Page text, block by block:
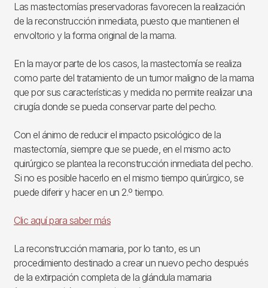
Las mastectomías preservadoras favorecen la realización
de la reconstrucción inmediata, puesto que mantienen el
envoltorio y la forma original de la mama.
En la mayor parte de los casos, la mastectomía se realiza
como parte del tratamiento de un tumor maligno de la mama
que por sus características y medida no permite realizar una
cirugía donde se pueda conservar parte del pecho.
Con el ánimo de reducir el impacto psicológico de la
mastectomía, siempre que se puede, en el mismo acto
quirúrgico se plantea la reconstrucción inmediata del pecho.
Si no es posible hacerlo en el mismo tiempo quirúrgico, se
puede diferir y hacer en un 2.º tiempo.
Clic aquí para saber más
La reconstrucción mamaria, por lo tanto, es un
procedimiento destinado a crear un nuevo pecho después
de la extirpación completa de la glándula mamaria